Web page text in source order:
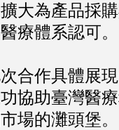
大為產品採
療體系認可。
作具體展現
協助臺灣醫
場的灘頭堡。